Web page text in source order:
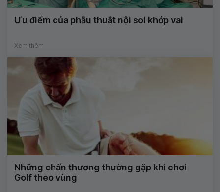
Ưu điểm của phẫu thuật nội soi khớp vai
Xem thêm
Những chấn thương thường gặp khi chơi
Golf theo vùng